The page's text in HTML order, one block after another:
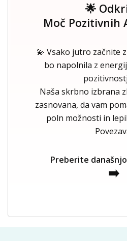
🌟
Moč Pozitivnih
💫 Vsako jutro začnite z
bo napolnila z
Naša skrbno izbrana
zasnovana, da vam
poln možnosti in
Preberite
➡️